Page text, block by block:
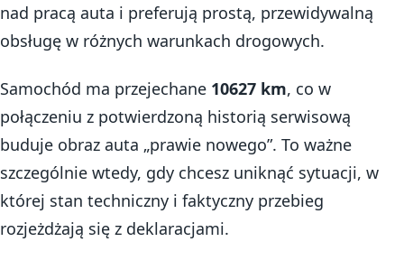
nad pracą auta i preferują prostą, przewidywalną
obsługę w różnych warunkach drogowych.
Samochód ma przejechane 10627 km, co w
połączeniu z potwierdzoną historią serwisową
buduje obraz auta „prawie nowego”. To ważne
szczególnie wtedy, gdy chcesz uniknąć sytuacji, w
której stan techniczny i faktyczny przebieg
rozjeżdżają się z deklaracjami.